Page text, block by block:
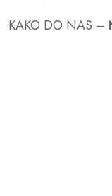
KAKO DO NAS –